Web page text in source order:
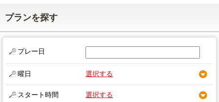
プランを探す
プレー日
曜日 選択する
スタート時間 選択する